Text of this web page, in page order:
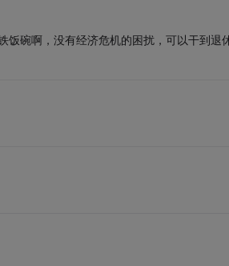
饭碗啊，没有经济危机的困扰，可以干到退